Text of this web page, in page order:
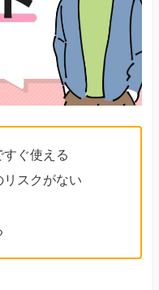
すぐ使える
リスクがない